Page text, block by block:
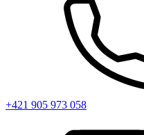
+421 905 973 058